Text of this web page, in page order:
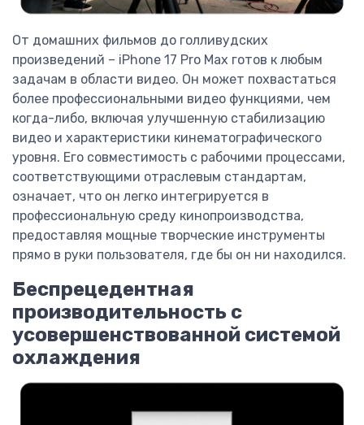
От домашних фильмов до голливудских
произведений – iPhone 17 Pro Max готов к любым
задачам в области видео. Он может похвастаться
более профессиональными видео функциями, чем
когда-либо, включая улучшенную стабилизацию
видео и характеристики кинематографического
уровня. Его совместимость с рабочими процессами,
соответствующими отраслевым стандартам,
означает, что он легко интегрируется в
профессиональную среду кинопроизводства,
предоставляя мощные творческие инструменты
прямо в руки пользователя, где бы он ни находился.
Беспрецедентная
производительность с
усовершенствованной системой
охлаждения